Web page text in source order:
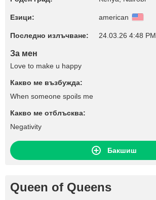
Езици: american
Последно излъчване: 24.03.26 4:48 PM
За мен
Love to make u happy
Какво ме възбужда:
When someone spoils me
Какво ме отблъсква:
Negativity
Бакшиш
Queen of Queens